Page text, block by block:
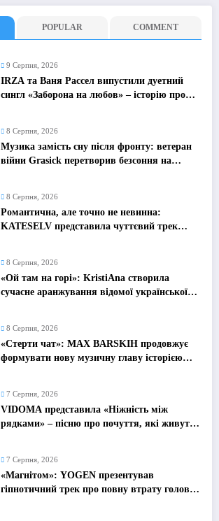
POPULAR COMMENT
9 Серпня, 2026
IRZA та Ваня Рассел випустили дуетний
сингл «Заборона на любов» – історію про
8 Серпня, 2026
Музика замість сну після фронту: ветеран
війни Grasick перетворив безсоння на
8 Серпня, 2026
Романтична, але точно не невинна:
KATESELV представила чуттєвий трек
8 Серпня, 2026
«Ой там на горі»: KristiAna створила
сучасне аранжування відомої української
8 Серпня, 2026
«Стерти чат»: MAX BARSKIH продовжує
формувати нову музичну главу історією
7 Серпня, 2026
VIDOMA представила «Ніжність між
рядками» – пісню про почуття, які живуть
7 Серпня, 2026
«Магнітом»: YOGEN презентував
гіпнотичний трек про повну втрату голови